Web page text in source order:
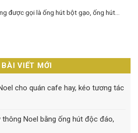
được gọi là ống hút bột gạo, ống hút...
BÀI VIẾT MỚI
cho quán cafe hay, kéo tương tác
thông Noel bằng ống hút độc đáo,